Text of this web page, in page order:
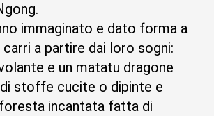
immaginato e dato forma a
a partire dai loro sogni:
e un matatu dragone
stoffe cucite o dipinte e
incantata fatta di